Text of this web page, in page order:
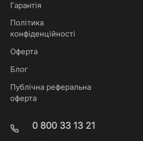
Гарантія
Політика
конфіденційності
Оферта
Блог
Публічна реферальна
оферта
0 800 33 13 21